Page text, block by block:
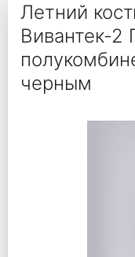
Летний
Вивантек-2
черным